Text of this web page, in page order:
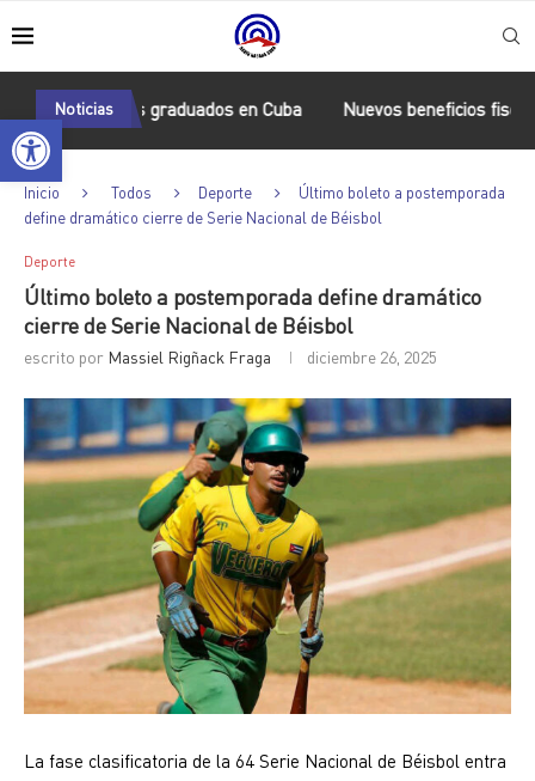
Abrir barra de herramientas
Noticias
graduados en Cuba Nuevos beneficios fiscales
Inicio Todos Deporte
Último boleto a postemporada
define dramático cierre de Serie Nacional de Béisbol
Deporte
Último boleto a postemporada define dramático
cierre de Serie Nacional de Béisbol
escrito por Massiel Rigñack Fraga diciembre 26, 2025
La fase clasificatoria de la 64 Serie Nacional de Béisbol entra